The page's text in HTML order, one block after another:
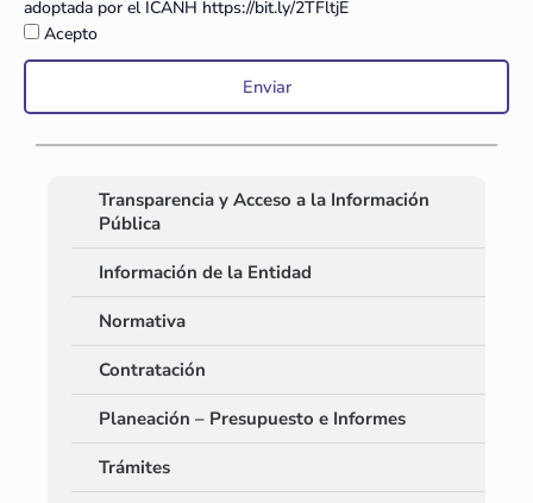
Transparencia y Acceso a la Información
Pública
Información de la Entidad
Normativa
Contratación
Planeación – Presupuesto e Informes
Trámites
adoptada por el ICANH https://bit.ly/2TFltjE
Acepto
Enviar